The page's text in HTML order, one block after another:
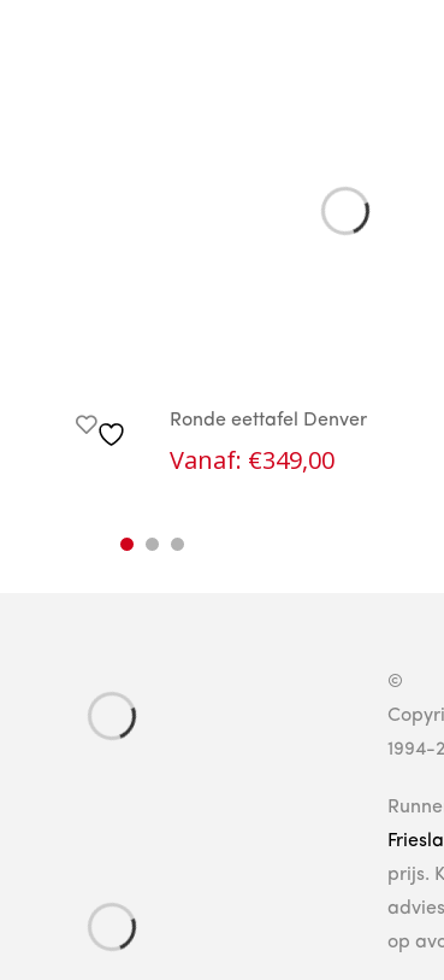
Ronde eettafel Denver
Vanaf: €349,00
©
1994-
prijs.
op